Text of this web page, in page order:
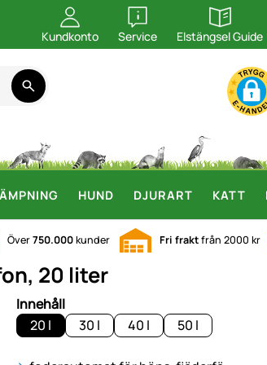
Kundkonto Service
öppna
Elstängsel Guide
öppna
HUND DJURART KATT
Över750.000kunder Fri fraktfrån 2000 kr
20 liter
Innehåll
20 l
30 l 40 l 50 l